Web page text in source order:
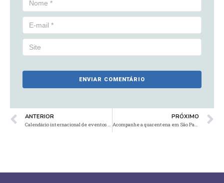
ANTERIOR
Calendário internacional de eventos na área de Ergonomia
PRÓXIMO
Acompanhe a quarentena em São Paulo